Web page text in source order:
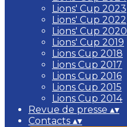
Lions' Cup 2023
Lions' Cup 2022
Lions' Cup 2020
Lions' Cup 2019
Lions Cup 2018
Lions Cup 2017
Lions Cup 2016
Lions Cup 2015
Lions Cup 2014
Revue de presse ▴▾
Contacts ▴▾